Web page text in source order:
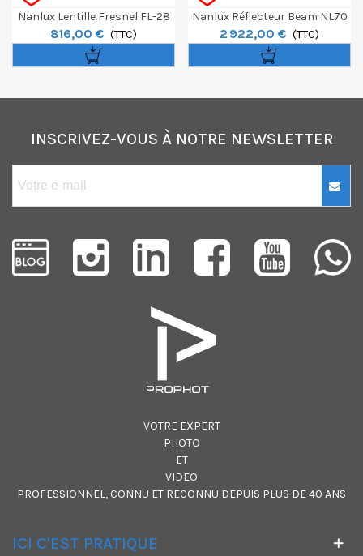
Nanlux Lentille Fresnel FL-28
Pour Evoke 900 Et 1200 - 1200B
816,00 € (TTC)
Nanlux Réflecteur Beam NL70
Avec Volet Et Valise
2 922,00 € (TTC)
INSCRIVEZ-VOUS À NOTRE NEWSLETTER
VOTRE EXPERT
PHOTO
ET
VIDEO
PROFESSIONNEL, CONNU ET RECONNU DEPUIS PLUS DE 40 ANS
ICI C'EST PRATIQUE